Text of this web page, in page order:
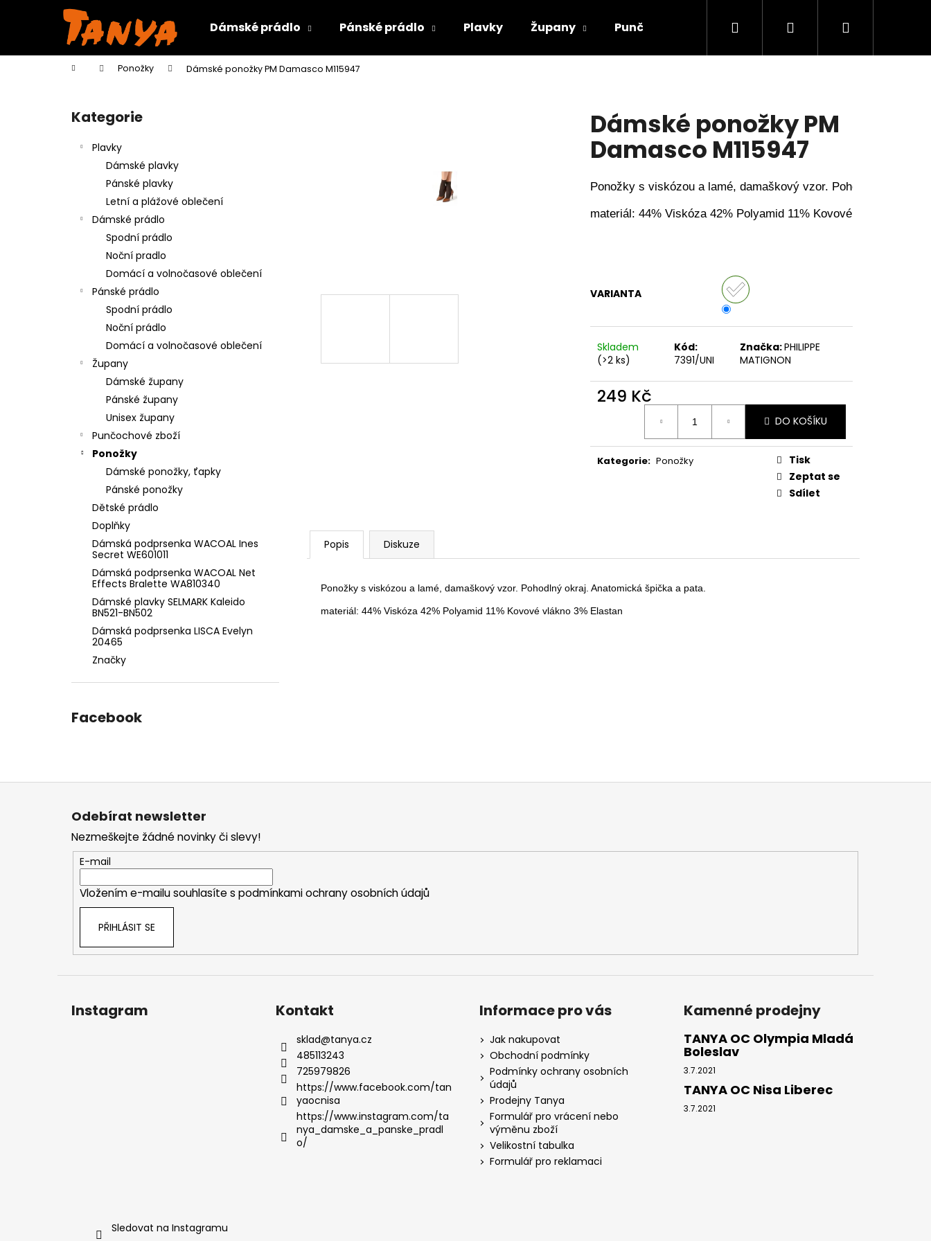
Dámské prádlo Pánské prádlo Plavky Župany Punčochové zboží Ponožky Dětské prádlo
Hledat PřihlášeníNákupní
Domů Ponožky Dámské ponožky PM Damasco M115947
Přeskočit
kategorie
Kategorie
Plavky
Dámské plavky
Pánské plavky
Letní a plážové oblečení
Dámské prádlo
Spodní prádlo
Noční pradlo
Domácí a volnočasové oblečení
Pánské prádlo
Spodní prádlo
Noční prádlo
Domácí a volnočasové oblečení
Župany
Dámské župany
Pánské župany
Unisex župany
Punčochové zboží
Ponožky
Dámské ponožky, ťapky
Pánské ponožky
Dětské prádlo
Doplňky
Dámská podprsenka WACOAL Ines
Secret WE601011
Dámská podprsenka WACOAL Net
Effects Bralette WA810340
Dámské plavky SELMARK Kaleido
BN521-BN502
Dámská podprsenka LISCA Evelyn
20465
Značky
Facebook
Dámské ponožky PM
Damasco M115947
Ponožky s viskózou a lamé, damaškový vzor. Pohodlný okraj.
materiál: 44% Viskóza 42% Polyamid 11% Kovové vlákno 3%
VARIANTA
Skladem
(>2 ks)
Kód:
7391/UNI
Značka:PHILIPPE
MATIGNON
249 Kč
DO KOŠÍKU
Kategorie: Ponožky
Tisk
Zeptat se
Sdílet
Popis Diskuze
Ponožky s viskózou a lamé, damaškový vzor. Pohodlný okraj. Anatomická špička a pata.
materiál: 44% Viskóza 42% Polyamid 11% Kovové vlákno 3% Elastan
í
Zpět
do
Zpět
do
Co potřebujete najít?
Doporučujeme
Z
Odebírat newsletter
Nezmeškejte žádné novinky či slevy!
E-mail
Vložením e-mailu souhlasíte s podmínkami ochrany osobních údajů
PŘIHLÁSIT SE
Instagram
Sledovat na Instagramu
Kontakt
sklad@tanya.cz
485113243
725979826
https://www.facebook.com/tan
yaocnisa
https://www.instagram.com/ta
nya_damske_a_panske_pradl
o/
Informace pro vás
Jak nakupovat
Obchodní podmínky
Podmínky ochrany osobních
údajů
Prodejny Tanya
Formulář pro vrácení nebo
výměnu zboží
Velikostní tabulka
Formulář pro reklamaci
Kamenné prodejny
TANYA OC Olympia Mladá
Boleslav
3.7.2021
TANYA OC Nisa Liberec
3.7.2021